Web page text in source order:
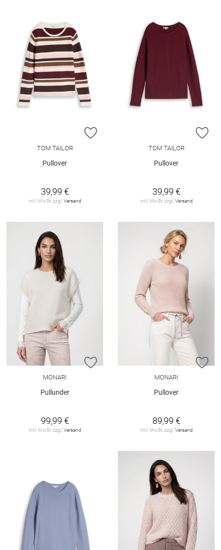
ZUR WUNSCHLISTE HINZUFÜGEN
TOM TAILOR
Pullover
39,99 €
inkl. MwSt. zzgl. Versand
TOM TAILOR
Pullover
39,99 €
inkl. MwSt. zzgl. Versand
ZUR WUNSCHLISTE HINZUFÜGEN
MONARI
Pullunder
99,99 €
inkl. MwSt. zzgl. Versand
MONARI
Pullover
89,99 €
inkl. MwSt. zzgl. Versand